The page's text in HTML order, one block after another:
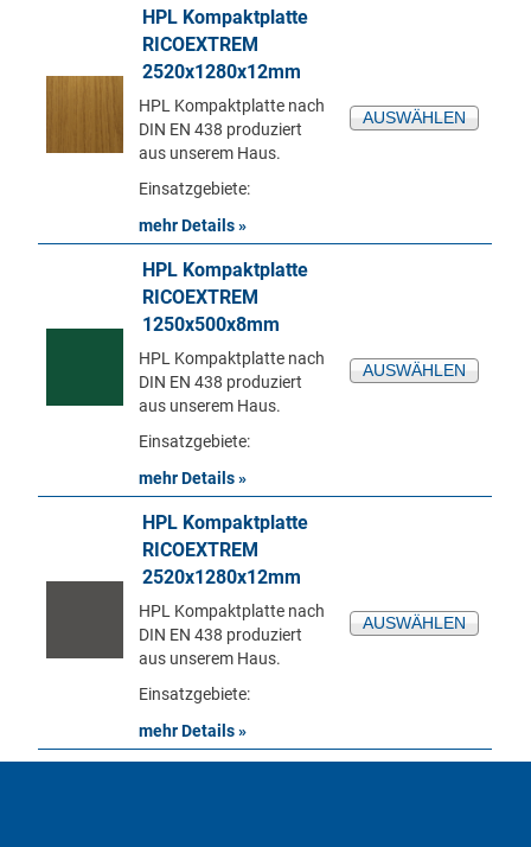
HPL Kompaktplatte
RICOEXTREM
2520x1280x12mm
HPL Kompaktplatte nach
DIN EN 438 produziert
aus unserem Haus.
Einsatzgebiete:
mehr Details »
AUSWÄHLEN
HPL Kompaktplatte
RICOEXTREM
1250x500x8mm
HPL Kompaktplatte nach
DIN EN 438 produziert
aus unserem Haus.
Einsatzgebiete:
mehr Details »
AUSWÄHLEN
HPL Kompaktplatte
RICOEXTREM
2520x1280x12mm
HPL Kompaktplatte nach
DIN EN 438 produziert
aus unserem Haus.
Einsatzgebiete:
mehr Details »
AUSWÄHLEN